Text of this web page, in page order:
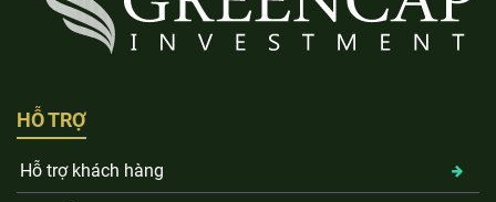
HỖ TRỢ
Hỗ trợ khách hàng